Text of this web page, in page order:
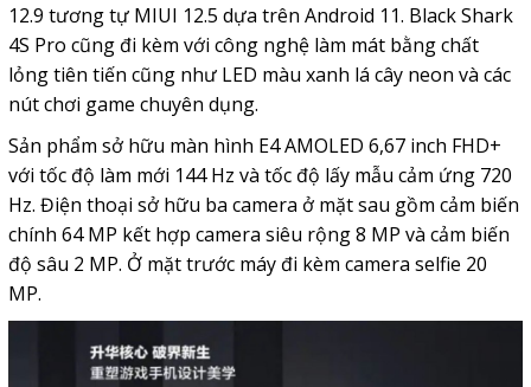
12.9 tương tự MIUI 12.5 dựa trên Android 11. Black Shark
4S Pro cũng đi kèm với công nghệ làm mát bằng chất
lỏng tiên tiến cũng như LED màu xanh lá cây neon và các
nút chơi game chuyên dụng.
Sản phẩm sở hữu màn hình E4 AMOLED 6,67 inch FHD+
với tốc độ làm mới 144 Hz và tốc độ lấy mẫu cảm ứng 720
Hz. Điện thoại sở hữu ba camera ở mặt sau gồm cảm biến
chính 64 MP kết hợp camera siêu rộng 8 MP và cảm biến
độ sâu 2 MP. Ở mặt trước máy đi kèm camera selfie 20
MP.